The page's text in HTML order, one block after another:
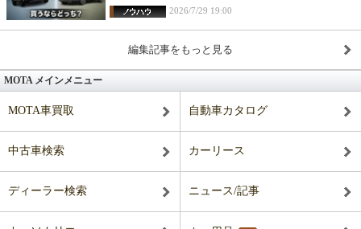
2026/7/29 19:00
編集記事をもっと見る
MOTA メインメニュー
MOTA車買取 自動車カタログ
中古車検索 カーリース
ディーラー検索 ニュース/記事